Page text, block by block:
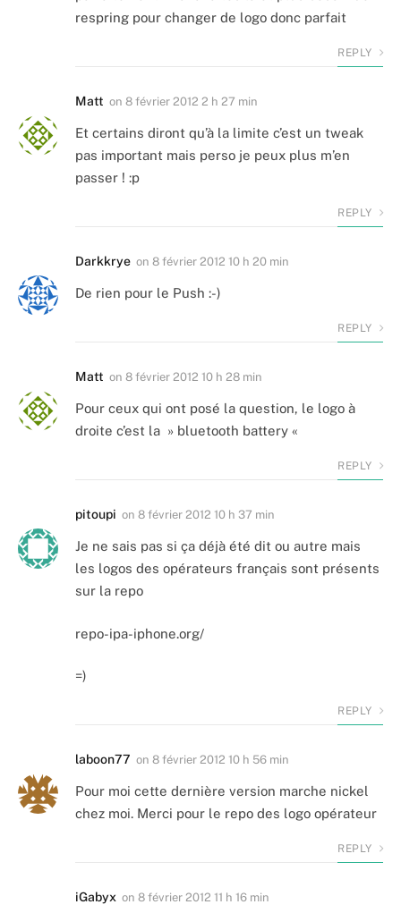
respring pour changer de logo donc parfait
REPLY
Matt on 8 février 2012 2 h 27 min
Et certains diront qu’à la limite c’est un tweak
pas important mais perso je peux plus m’en
passer ! :p
REPLY
Darkkrye on 8 février 2012 10 h 20 min
De rien pour le Push :-)
REPLY
Matt on 8 février 2012 10 h 28 min
Pour ceux qui ont posé la question, le logo à
droite c’est la » bluetooth battery «
REPLY
pitoupi on 8 février 2012 10 h 37 min
Je ne sais pas si ça déjà été dit ou autre mais
les logos des opérateurs français sont présents
sur la repo
repo-ipa-iphone.org/
=)
REPLY
laboon77 on 8 février 2012 10 h 56 min
Pour moi cette dernière version marche nickel
chez moi. Merci pour le repo des logo opérateur
REPLY
iGabyx on 8 février 2012 11 h 16 min